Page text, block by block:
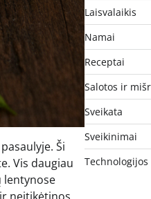
Ši
Vis daugiau
lentynose
Laisvalaikis
Namai
Receptai
Salotos ir
Sveikata
Sveikinimai
Technologijos